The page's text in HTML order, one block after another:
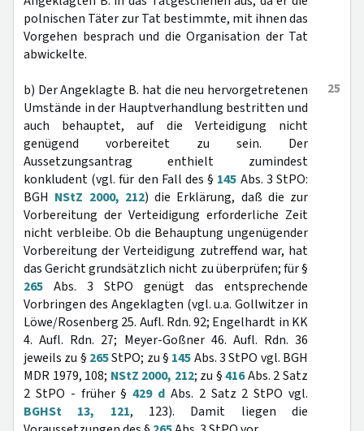
polnischen Täter zur Tat bestimmte, mit ihnen das
Vorgehen besprach und die Organisation der Tat
abwickelte.
25
b) Der Angeklagte B. hat die neu hervorgetretenen
Umstände in der Hauptverhandlung bestritten und
auch behauptet, auf die Verteidigung nicht
genügend vorbereitet zu sein. Der
Aussetzungsantrag enthielt zumindest
konkludent (vgl. für den Fall des § 145 Abs. 3 StPO:
BGH NStZ 2000, 212) die Erklärung, daß die zur
Vorbereitung der Verteidigung erforderliche Zeit
nicht verbleibe. Ob die Behauptung ungenügender
Vorbereitung der Verteidigung zutreffend war, hat
das Gericht grundsätzlich nicht zu überprüfen; für §
265 Abs. 3 StPO genügt das entsprechende
Vorbringen des Angeklagten (vgl. u.a. Gollwitzer in
Löwe/Rosenberg 25. Aufl. Rdn. 92; Engelhardt in KK
4. Aufl. Rdn. 27; Meyer-Goßner 46. Aufl. Rdn. 36
jeweils zu § 265StPO; zu § 145Abs. 3 StPO vgl. BGH
MDR 1979, 108; NStZ 2000, 212; zu §416Abs. 2 Satz
2 StPO - früher §429 d Abs. 2 Satz 2 StPO vgl.
BGHSt 13, 121, 123). Damit liegen die